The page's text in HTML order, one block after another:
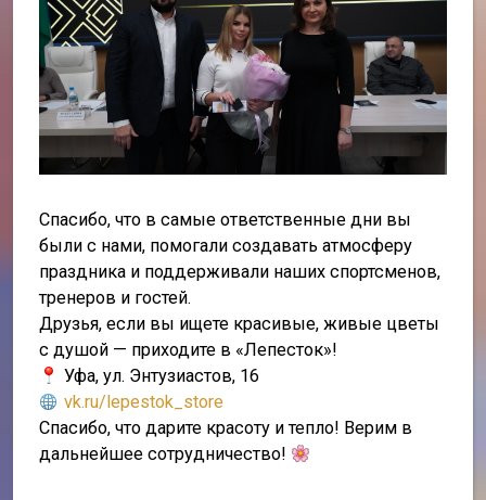
Спасибо, что в самые ответственные дни вы
были с нами, помогали создавать атмосферу
праздника и поддерживали наших спортсменов,
тренеров и гостей.
Друзья, если вы ищете красивые, живые цветы
с душой — приходите в «Лепесток»!
Уфа, ул. Энтузиастов, 16
vk.ru/lepestok_store
Спасибо, что дарите красоту и тепло! Верим в
дальнейшее сотрудничество!